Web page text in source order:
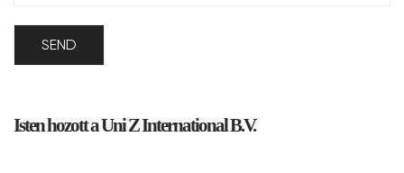
Isten hozott a Uni Z International B.V.